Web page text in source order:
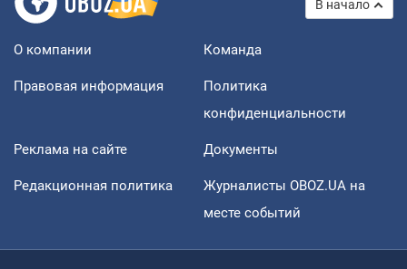
В начало
О компании Команда
Правовая информация
Политика
конфиденциальности
Реклама на сайте Документы
Редакционная политика
Журналисты OBOZ.UA на
месте событий